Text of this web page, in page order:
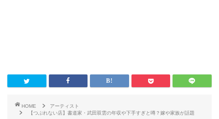
HOME
アーティスト
【つぶれない店】書道家・武田双雲の年収や下手すぎと噂？嫁や家族が話題